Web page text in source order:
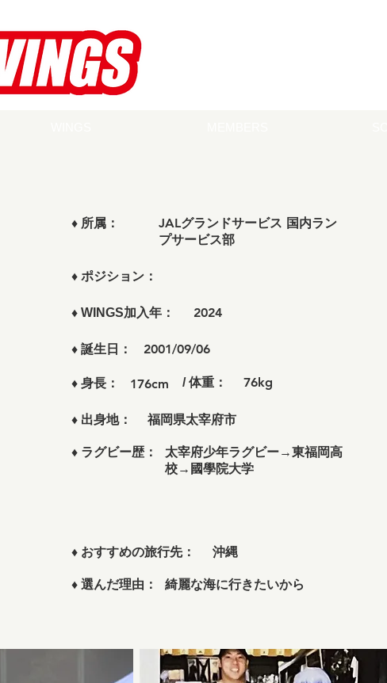
♦ 所属：
JALグランドサービス 国内ラン
プサービス部
♦ ポジション：
♦ WINGS加入年： 2024
♦ 誕生日： 2001/09/06
♦ 身長： 176cm / 体重： 76kg
♦ 出身地： 福岡県太宰府市
♦ ラグビー歴：
太宰府少年ラグビー→東福岡高
校→國學院大学
♦ おすすめの旅行先： 沖縄
綺麗な海に行きたいから
♦ 選んだ理由：